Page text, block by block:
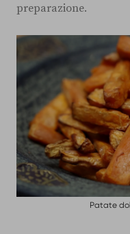
preparazione.
Patate